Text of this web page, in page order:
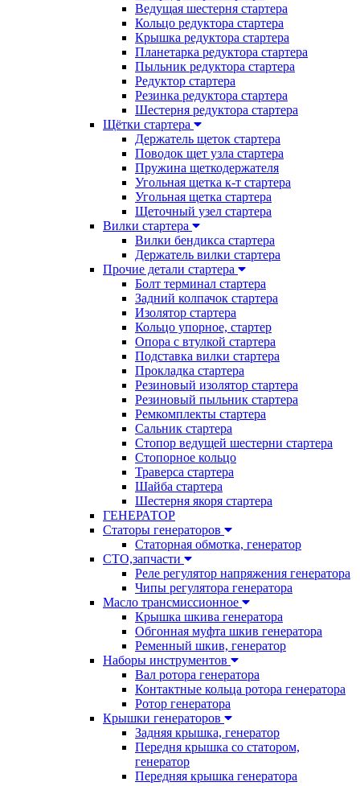
Ведущая шестерня стартера
Кольцо редуктора стартера
Крышка редуктора стартера
Планетарка редуктора стартера
Пыльник редуктора стартера
Редуктор стартера
Резинка редуктора стартера
Шестерня редуктора стартера
Щётки стартера
Держатель щеток стартера
Поводок щет узла стартера
Пружина щеткодержателя
Угольная щетка к-т стартера
Угольная щетка стартера
Щеточный узел стартера
Вилки стартера
Вилки бендикса стартера
Держатель вилки стартера
Прочие детали стартера
Болт терминал стартера
Задний колпачок стартера
Изолятор стартера
Кольцо упорное, стартер
Опора с втулкой стартера
Подставка вилки стартера
Прокладка стартера
Резиновый изолятор стартера
Резиновый пыльник стартера
Ремкомплекты стартера
Сальник стартера
Стопор ведущей шестерни стартера
Стопорное кольцо
Траверса стартера
Шайба стартера
Шестерня якоря стартера
ГЕНЕРАТОР
Статоры генераторов
Статорная обмотка, генератор
СТО,запчасти
Реле регулятор напряжения генератора
Чипы регулятора генератора
Масло трансмиссионное
Крышка шкива генератора
Обгонная муфта шкив генератора
Ременный шкив, генератор
Наборы инструментов
Вал ротора генератора
Контактные кольца ротора генератора
Ротор генератора
Крышки генераторов
Задняя крышка, генератор
Передня крышка со статором,
генератор
Передняя крышка генератора